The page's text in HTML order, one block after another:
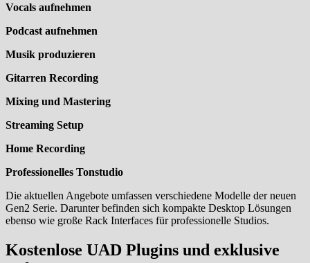
Vocals aufnehmen
Podcast aufnehmen
Musik produzieren
Gitarren Recording
Mixing und Mastering
Streaming Setup
Home Recording
Professionelles Tonstudio
Die aktuellen Angebote umfassen verschiedene Modelle der neuen
Gen2 Serie. Darunter befinden sich kompakte Desktop Lösungen
ebenso wie große Rack Interfaces für professionelle Studios.
Kostenlose UAD Plugins und exklusive